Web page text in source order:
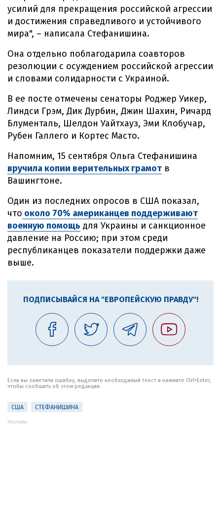
усилий для прекращения российской агрессии
и достижения справедливого и устойчивого
мира", – написала Стефанишина.
Она отдельно поблагодарила соавторов
резолюции с осуждением российской агрессии
и словами солидарности с Украиной.
В ее посте отмечены сенаторы Роджер Уикер,
Линдси Грэм, Дик Дурбин, Джин Шахин, Ричард
Блументаль, Шелдон Уайтхауз, Эми Клобучар,
Рубен Галлего и Кортес Масто.
Напомним, 15 сентября Ольга Стефанишина
вручила копии верительных грамот в
Вашингтоне.
Один из последних опросов в США показал,
что около 70% американцев поддерживают
военную помощь для Украины и санкционное
давление на Россию; при этом среди
республиканцев показатели поддержки даже
выше.
ПОДПИСЫВАЙСЯ НА "ЕВРОПЕЙСКУЮ ПРАВДУ"!
Если вы заметили ошибку, выделите необходимый текст и нажмите Ctrl+Enter,
чтобы сообщить об этом редакции.
США СТЕФАНИШИНА
РЕКЛАМА: